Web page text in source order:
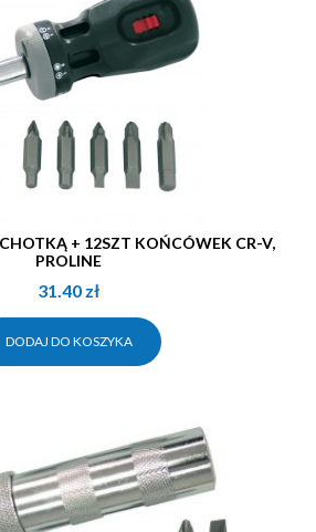
PROLINE
31.40 zł
DODAJ DO KOSZYKA